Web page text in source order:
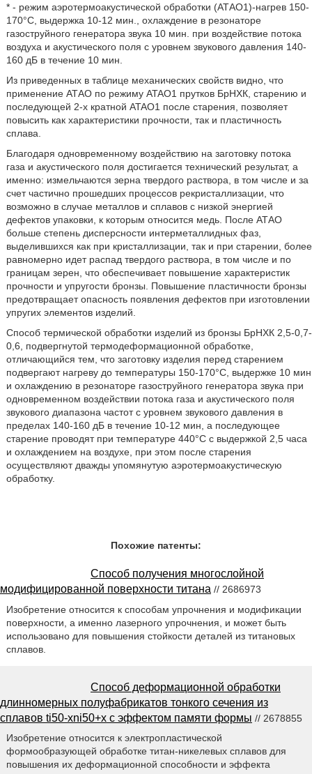
* - режим аэротермоакустической обработки (АТАО1)-нагрев 150-
170°С, выдержка 10-12 мин., охлаждение в резонаторе
газоструйного генератора звука 10 мин. при воздействие потока
воздуха и акустического поля с уровнем звукового давления 140-
160 дБ в течение 10 мин.
Из приведенных в таблице механических свойств видно, что
применение АТАО по режиму ATAO1 прутков БрНХК, старению и
последующей 2-х кратной ATAO1 после старения, позволяет
повысить как характеристики прочности, так и пластичность
сплава.
Благодаря одновременному воздействию на заготовку потока
газа и акустического поля достигается технический результат, а
именно: измельчаются зерна твердого раствора, в том числе и за
счет частично прошедших процессов рекристаллизации, что
возможно в случае металлов и сплавов с низкой энергией
дефектов упаковки, к которым относится медь. После АТАО
больше степень дисперсности интерметаллидных фаз,
выделившихся как при кристаллизации, так и при старении, более
равномерно идет распад твердого раствора, в том числе и по
границам зерен, что обеспечивает повышение характеристик
прочности и упругости бронзы. Повышение пластичности бронзы
предотвращает опасность появления дефектов при изготовлении
упругих элементов изделий.
Способ термической обработки изделий из бронзы БрНХК 2,5-0,7-
0,6, подвергнутой термодеформационной обработке,
отличающийся тем, что заготовку изделия перед старением
подвергают нагреву до температуры 150-170°С, выдержке 10 мин
и охлаждению в резонаторе газоструйного генератора звука при
одновременном воздействии потока газа и акустического поля
звукового диапазона частот с уровнем звукового давления в
пределах 140-160 дБ в течение 10-12 мин, а последующее
старение проводят при температуре 440°С с выдержкой 2,5 часа
и охлаждением на воздухе, при этом после старения
осуществляют дважды упомянутую аэротермоакустическую
обработку.
Похожие патенты:
Способ получения многослойной
модифицированной поверхности титана // 2686973
Изобретение относится к способам упрочнения и модификации
поверхности, а именно лазерного упрочнения, и может быть
использовано для повышения стойкости деталей из титановых
сплавов.
Способ деформационной обработки
длинномерных полуфабрикатов тонкого сечения из
сплавов ti50-xni50+x с эффектом памяти формы // 2678855
Изобретение относится к электропластической
формообразующей обработке титан-никелевых сплавов для
повышения их деформационной способности и эффекта